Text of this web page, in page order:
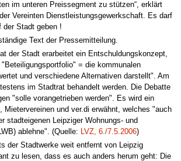
im unteren Preissegment zu stützen“, erklärt
Vereinten Dienstleistungsgewerkschaft. Es darf
der Stadt geben !
Text der Pressemitteilung.
der Stadt erarbeitet ein Entschuldungskonzept,
= die kommunalen
und verschiedene Alternativen darstellt". Am
im Stadtrat behandelt werden. Die Debatte
"solle vorangetrieben werden". Es wird ein
Mietervereinen und ver.di erwähnt, welches "auch
stadteigenen Leipziger Wohnungs- und
ablehne". (Quelle: LVZ, 6./7.5.2006)
der Stadtwerke weit entfernt von Leipzig
zu lesen, dass es auch anders herum geht: Die